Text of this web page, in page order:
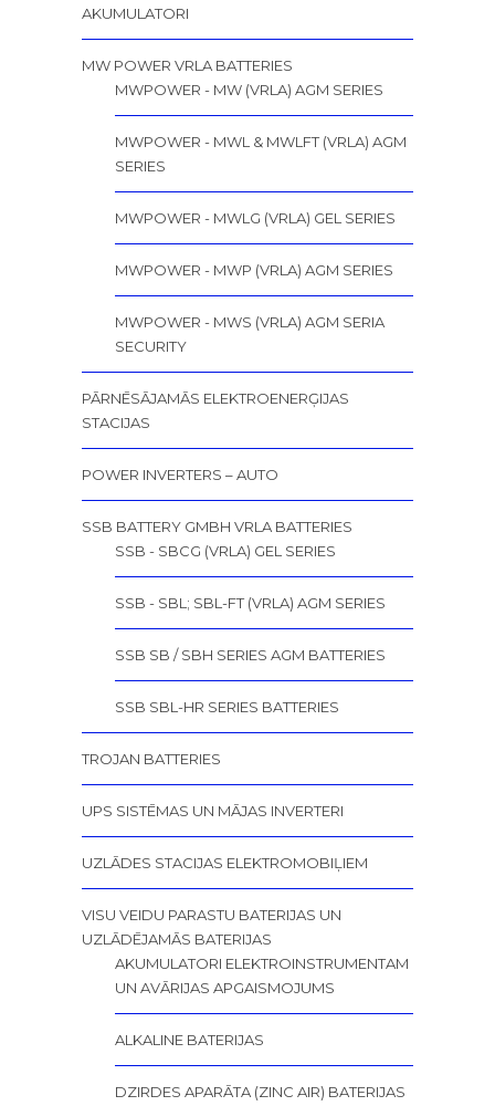
AKUMULATORI
MW POWER VRLA BATTERIES
MWPOWER - MW (VRLA) AGM SERIES
MWPOWER - MWL & MWLFT (VRLA) AGM
SERIES
MWPOWER - MWLG (VRLA) GEL SERIES
MWPOWER - MWP (VRLA) AGM SERIES
MWPOWER - MWS (VRLA) AGM SERIA
SECURITY
PĀRNĒSĀJAMĀS ELEKTROENERĢIJAS
STACIJAS
POWER INVERTERS – AUTO
SSB BATTERY GMBH VRLA BATTERIES
SSB - SBCG (VRLA) GEL SERIES
SSB - SBL; SBL-FT (VRLA) AGM SERIES
SSB SB / SBH SERIES AGM BATTERIES
SSB SBL-HR SERIES BATTERIES
TROJAN BATTERIES
UPS SISTĒMAS UN MĀJAS INVERTERI
UZLĀDES STACIJAS ELEKTROMOBIĻIEM
VISU VEIDU PARASTU BATERIJAS UN
UZLĀDĒJAMĀS BATERIJAS
AKUMULATORI ELEKTROINSTRUMENTAM
UN AVĀRIJAS APGAISMOJUMS
ALKALINE BATERIJAS
DZIRDES APARĀTA (ZINC AIR) BATERIJAS